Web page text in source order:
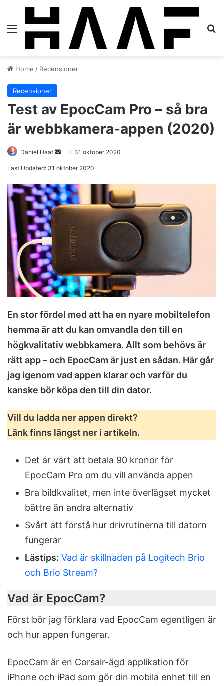
Home / Recensioner
Recensioner
Test av EpocCam Pro – så bra
är webbkamera-appen (2020)
Daniel Haaf
d
a
31 oktober 2020
Last Updated: 31 oktober 2020
En stor fördel med att ha en nyare mobiltelefon
hemma är att du kan omvandla den till en
högkvalitativ webbkamera. Allt som behövs är
rätt app – och EpocCam är just en sådan. Här går
jag igenom vad appen klarar och varför du
kanske bör köpa den till din dator.
Vill du ladda ner appen direkt?
Länk finns längst ner i artikeln.
Det är värt att betala 90 kronor för
EpocCam Pro om du vill använda appen
Bra bildkvalitet, men inte överlägset mycket
bättre än andra alternativ
Svårt att förstå hur drivrutinerna till datorn
fungerar
Lästips: Vad är skillnaden på Logitech Brio
och Brio Stream?
Vad är EpocCam?
Först bör jag förklara vad EpocCam egentligen är
och hur appen fungerar.
EpocCam är en Corsair-ägd applikation för
iPhone och iPad som gör din mobila enhet till en